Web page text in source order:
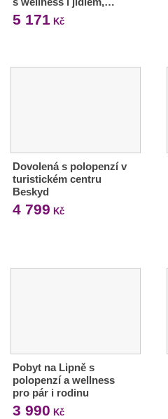
5 171 Kč
Dovolená s polopenzí v
turistickém centru
Beskyd
4 799 Kč
Pobyt na Lipně s
polopenzí a wellness
pro pár i rodinu
3 990 Kč